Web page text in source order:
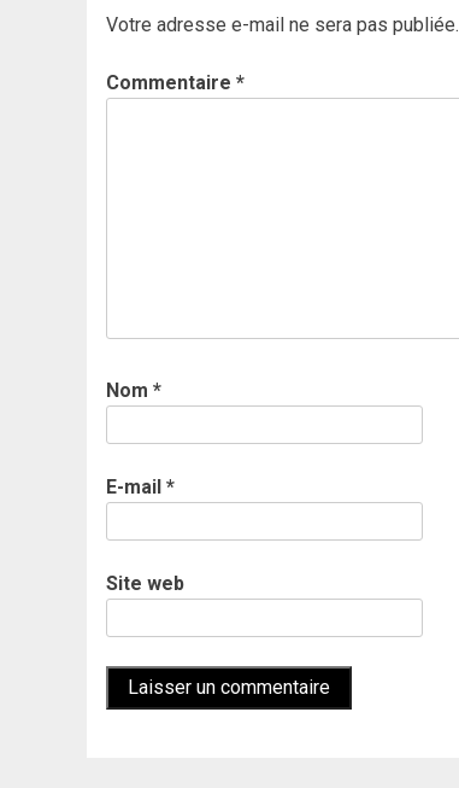
Votre adresse e-mail ne sera pas publiée.
Commentaire *
Nom *
E-mail *
Site web